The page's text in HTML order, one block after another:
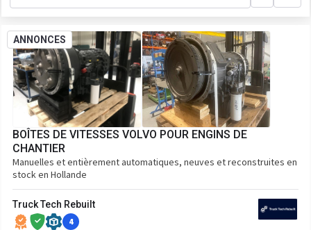
ANNONCES
BOÎTES DE VITESSES VOLVO POUR ENGINS DE
CHANTIER
Manuelles et entièrement automatiques, neuves et reconstruites en
stock en Hollande
Truck Tech Rebuilt
4